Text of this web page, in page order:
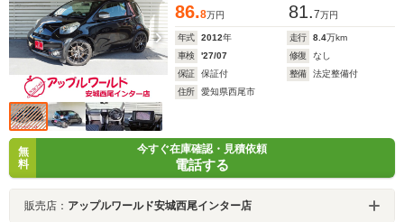
86.8万円 81.7万円
年式 2012年 走行 8.4万km
車検
'27/07 修復
なし
保証
保証付 整備
法定整備付
住所
愛知県西尾市
無
料
今すぐ在庫確認・見積依頼
電話する
販売店： アップルワールド安城西尾インター店